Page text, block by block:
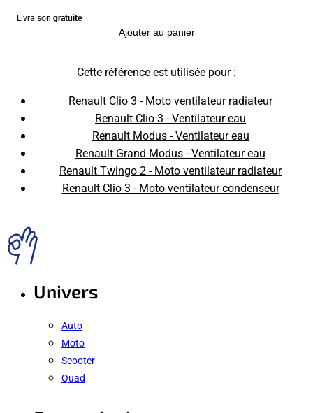
Livraison gratuite
Ajouter au panier
Cette référence est utilisée pour :
Renault Clio 3 - Moto ventilateur radiateur
Renault Clio 3 - Ventilateur eau
Renault Modus - Ventilateur eau
Renault Grand Modus - Ventilateur eau
Renault Twingo 2 - Moto ventilateur radiateur
Renault Clio 3 - Moto ventilateur condenseur
Univers
Auto
Moto
Scooter
Quad